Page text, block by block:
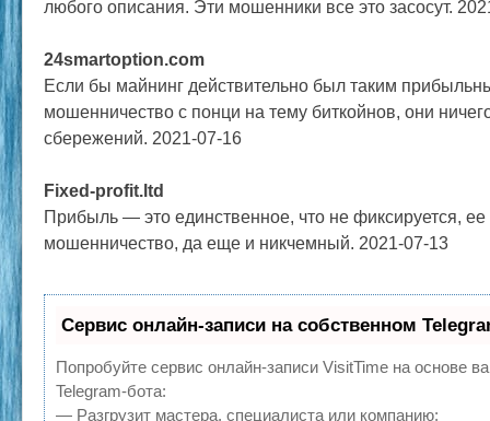
любого описания. Эти мошенники все это засосут.
24smartoption.com
Если бы майнинг действительно был таким
мошенничество с понци на тему биткойнов, они
сбережений. 2021-07-16
Fixed-profit.ltd
Прибыль — это единственное, что не фиксируется, ее
мошенничество, да еще и никчемный. 2021-07-13
Сервис онлайн-записи на собственном
Попробуйте сервис онлайн-записи VisitTime на основе
Telegram-бота:
— Разгрузит мастера, специалиста или компанию;